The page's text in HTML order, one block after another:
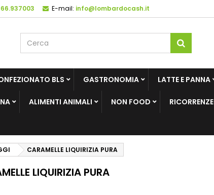
E-mail: info@lombardocash.it
BLS GASTRONOMIA LATTE E PANNA
ALIMENTI ANIMALI NON FOOD RICORRENZE
CARAMELLE LIQUIRIZIA PURA
LIQUIRIZIA PURA